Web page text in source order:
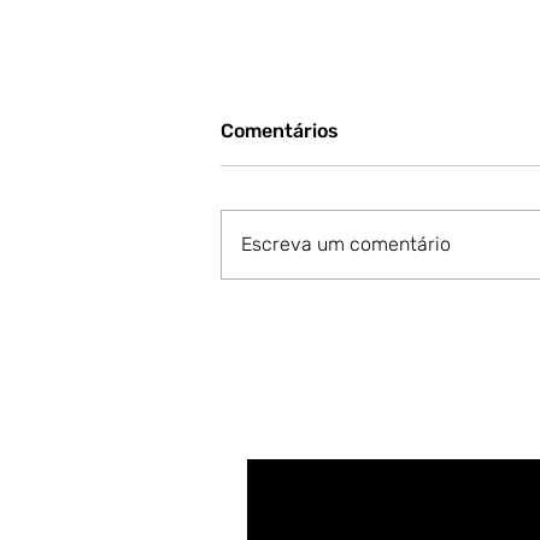
Comentários
Escreva um comentário